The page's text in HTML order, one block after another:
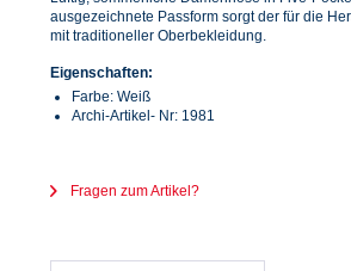
ausgezeichnete Passform sorgt der für die
mit traditioneller Oberbekleidung.
Eigenschaften:
Farbe: Weiß
Archi-Artikel- Nr: 1981
Fragen zum Artikel?